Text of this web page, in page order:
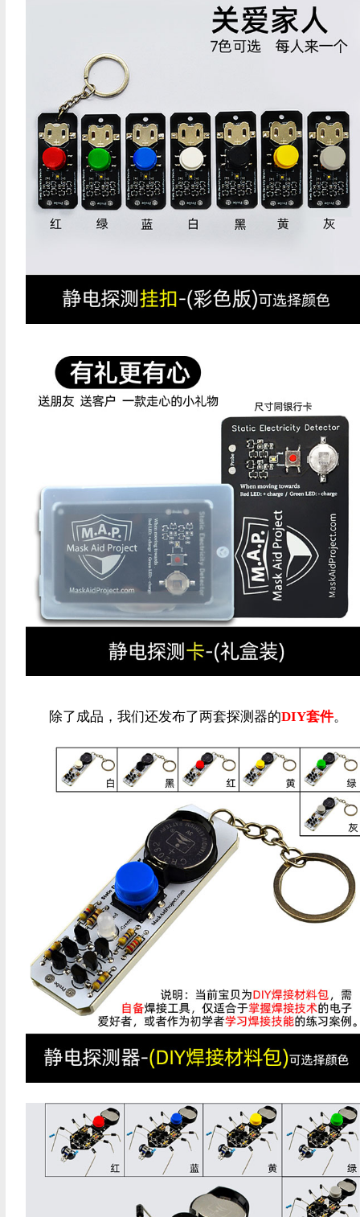
除了成品，我们还发布了两套探测器的DIY套件。